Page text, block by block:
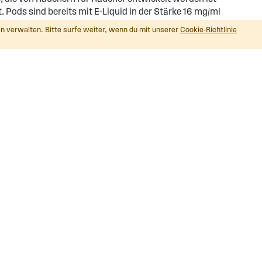
verwalten. Bitte surfe weiter, wenn du mit unserer Cookie-Richtlinie
sind bereits mit E-Liquid in der Stärke 16 mg/ml
erhältlich!